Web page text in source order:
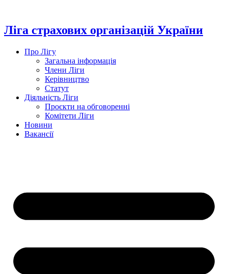
вмісту
Ліга страхових організацій України
Про Лігу
Загальна інформація
Члени Ліги
Керівництво
Статут
Діяльність Ліги
Проєкти на обговоренні
Комітети Ліги
Новини
Вакансії